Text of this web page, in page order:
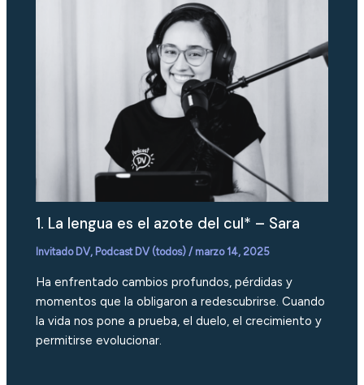
1. La lengua es el azote del cul* – Sara
Invitado DV, Podcast DV (todos) / marzo 14, 2025
Ha enfrentado cambios profundos, pérdidas y
momentos que la obligaron a redescubrirse. Cuando
la vida nos pone a prueba, el duelo, el crecimiento y
permitirse evolucionar.